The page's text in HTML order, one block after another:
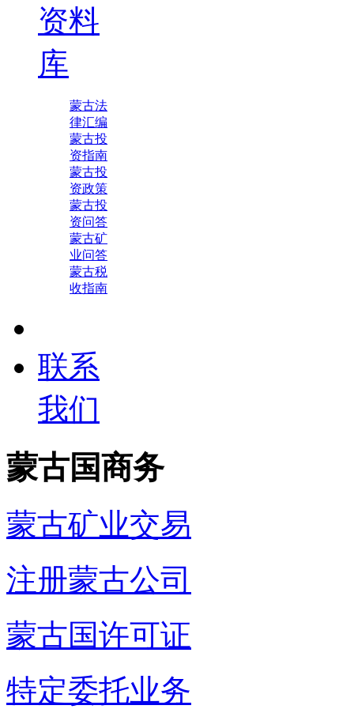
资料
库
蒙古法
律汇编
蒙古投
资指南
蒙古投
资政策
蒙古投
资问答
蒙古矿
业问答
蒙古税
收指南
联系
我们
蒙古国商务
蒙古矿业交易
注册蒙古公司
蒙古国许可证
特定委托业务